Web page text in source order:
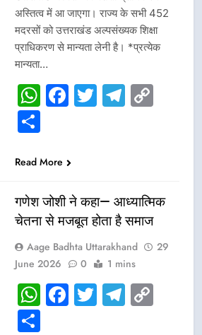
अस्तित्व में आ जाएगा। राज्य के सभी 452
मदरसों को उत्तराखंड अल्पसंख्यक शिक्षा
प्राधिकरण से मान्यता लेनी है। *प्रत्येक
मान्यता…
WhatsApp
Facebook
Twitter
Share
Read More
गणेश जोशी ने कहा— आध्यात्मिक
चेतना से मजबूत होता है समाज
Aage Badhta Uttarakhand
29
June 2026
0 1 mins
WhatsApp
Facebook
Twitter
Share